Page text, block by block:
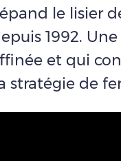
le lisier
1992.
et qui
stratégie de